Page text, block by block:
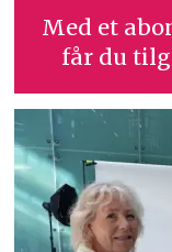
Med et
får du